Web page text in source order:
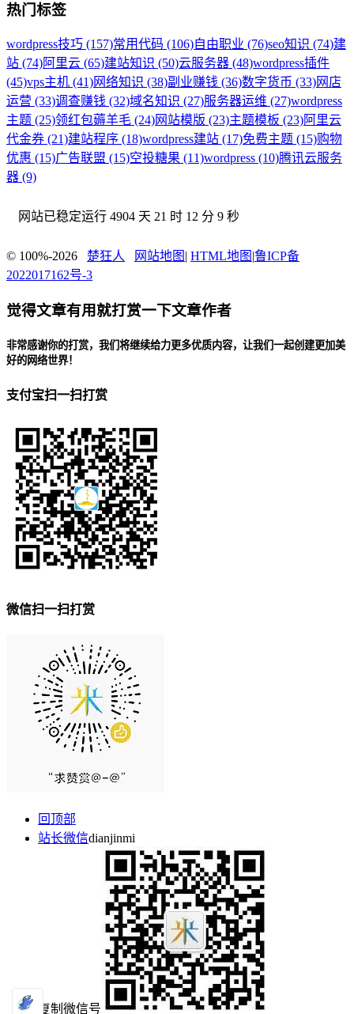
热门标签
wordpress技巧 (157)常用代码 (106)自由职业 (76)seo知识 (74)建
站 (74)阿里云 (65)建站知识 (50)云服务器 (48)wordpress插件
(45)vps主机 (41)网络知识 (38)副业赚钱 (36)数字货币 (33)网店
运营 (33)调查赚钱 (32)域名知识 (27)服务器运维 (27)wordpress
主题 (25)领红包薅羊毛 (24)网站模版 (23)主题模板 (23)阿里云
代金券 (21)建站程序 (18)wordpress建站 (17)免费主题 (15)购物
优惠 (15)广告联盟 (15)空投糖果 (11)wordpress (10)腾讯云服务
器 (9)
网站已稳定运行 4904 天 21 时 12 分 10 秒
© 100%-2026 楚狂人 网站地图 | HTML地图 |鲁ICP备
2022017162号-3
觉得文章有用就打赏一下文章作者
非常感谢你的打赏，我们将继续给力更多优质内容，让我们一起创建更加美
好的网络世界！
支付宝扫一扫打赏
微信扫一扫打赏
回顶部
站长微信dianjinmi
复制微信号